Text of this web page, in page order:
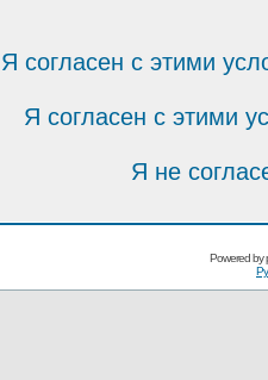
Я согласен с этими
Я согласен с этими
Я не
Powered by